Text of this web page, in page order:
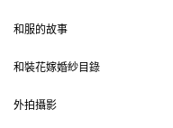
和服的故事
和裝花嫁婚紗目錄
外拍攝影